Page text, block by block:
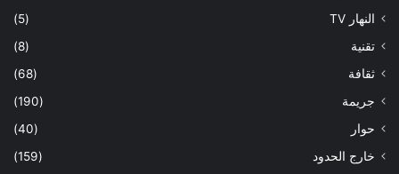
النهار TV
(5)
تقنية
(8)
ثقافة
(68)
جريمة
(190)
حوار
(40)
خارج الحدود
(159)